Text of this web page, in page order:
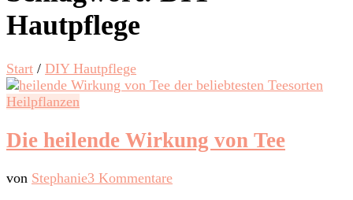
Hautpflege
Start / DIY Hautpflege
Heilpflanzen
Die heilende Wirkung von Tee
von Stephanie3 Kommentarezu